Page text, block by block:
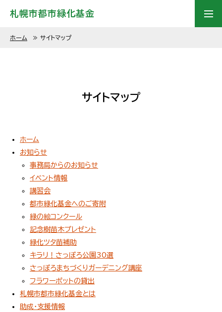
札幌市都市緑化基金
ホーム ≫ サイトマップ
サイトマップ
ホーム
お知らせ
事務局からのお知らせ
イベント情報
講習会
都市緑化基金へのご寄附
緑の絵コンクール
記念樹苗木プレゼント
緑化ツタ苗補助
キラリ！さっぽろ公園30選
さっぽろまちづくりガーデニング講座
フラワーポットの貸出
札幌市都市緑化基金とは
助成・支援情報